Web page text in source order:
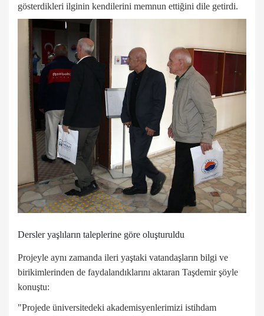
gösterdikleri ilginin kendilerini memnun ettiğini dile getirdi.
Dersler yaşlıların taleplerine göre oluşturuldu
Projeyle aynı zamanda ileri yaştaki vatandaşların bilgi ve
birikimlerinden de faydalandıklarını aktaran Taşdemir şöyle
konuştu:
"Projede üniversitedeki akademisyenlerimizi istihdam